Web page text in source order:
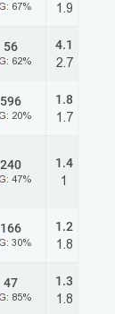
G: 67%
1.9
56
G: 62%
4.1
2.7
596
G: 20%
1.8
1.7
240
G: 47%
1.4
1
166
G: 30%
1.2
1.8
47
G: 85%
1.3
1.8